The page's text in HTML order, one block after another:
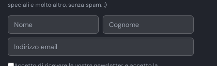
speciali e molto altro, senza spam. :)